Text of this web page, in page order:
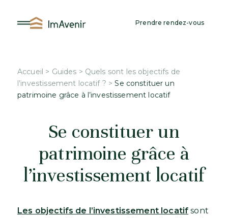
contenu
Prendre rendez-vous
Accueil > Guides > Quels sont les objectifs de
l’investissement locatif ? >Se constituer un
patrimoine grâce à l’investissement locatif
Se constituer un
patrimoine grâce à
l’investissement locatif
Les objectifs de l’investissement locatif sont